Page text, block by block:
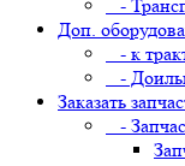
-
Доп.
- к
-
Заказать
-